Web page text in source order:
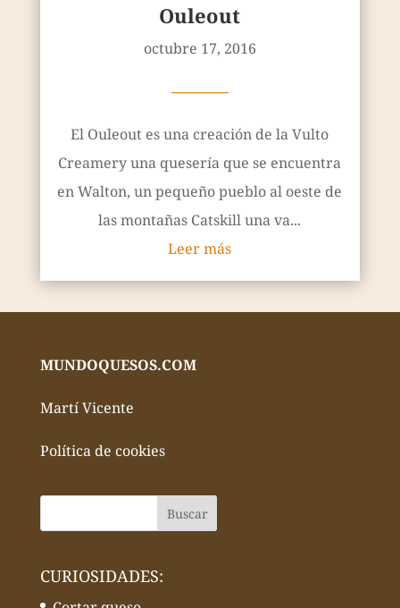
Ouleout
octubre 17, 2016
————
El Ouleout es una creación de la Vulto
Creamery una quesería que se encuentra
en Walton, un pequeño pueblo al oeste de
las montañas Catskill una va...
Leer más
MUNDOQUESOS.COM
Martí Vicente
Política de cookies
CURIOSIDADES: